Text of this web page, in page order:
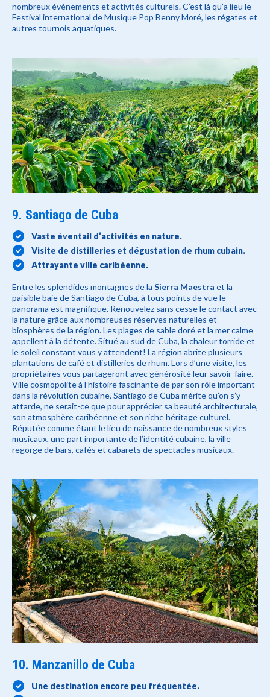
nombreux événements et activités culturels. C’est là qu’a lieu le
Festival international de Musique Pop Benny Moré, les régates et
autres tournois aquatiques.
9. Santiago de Cuba
Vaste éventail d’activités en nature.
Visite de distilleries et dégustation de rhum cubain.
Attrayante ville caribéenne.
Entre les splendides montagnes de la Sierra Maestra et la
paisible baie de Santiago de Cuba, à tous points de vue le
panorama est magnifique. Renouvelez sans cesse le contact avec
la nature grâce aux nombreuses réserves naturelles et
biosphères de la région. Les plages de sable doré et la mer calme
appellent à la détente. Situé au sud de Cuba, la chaleur torride et
le soleil constant vous y attendent! La région abrite plusieurs
plantations de café et distilleries de rhum. Lors d’une visite, les
propriétaires vous partageront avec générosité leur savoir-faire.
Ville cosmopolite à l’histoire fascinante de par son rôle important
dans la révolution cubaine, Santiago de Cuba mérite qu’on s’y
attarde, ne serait-ce que pour apprécier sa beauté architecturale,
son atmosphère caribéenne et son riche héritage culturel.
Réputée comme étant le lieu de naissance de nombreux styles
musicaux, une part importante de l’identité cubaine, la ville
regorge de bars, cafés et cabarets de spectacles musicaux.
10. Manzanillo de Cuba
Une destination encore peu fréquentée.